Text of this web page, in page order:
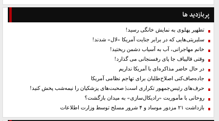
پربازدید ها
تطهیر پهلوی به نمایش خانگی رسید!
سلبریتی‌هایی که در برابر جنایت آمریکا «لال» شدند!
خانم مهاجرانی، آب به آسیاب دشمن ریختید!
وقتی قالیباف جا پای رفسنجانی می گذارد!
در حال حاضر مذاکره‌ای با آمریکا نداریم
جاده‌صاف‌کنی اصلاح‌طلبان برای تهاجم نظامی آمریکا
حرف‌های رئیس‌جمهور تکراری است| صحبت‌های پزشکیان را نیمه‌شب پخش کنید!
روحانی با مأموریت «رادیکال‌سازی» به میدان بازگشت؟
بازداشت ۲۱ مزدور موساد و ۴ شرور مسلح توسط وزارت اطلاعات